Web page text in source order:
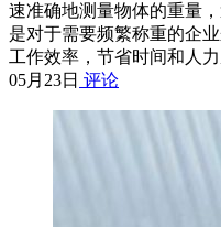
速准确地测量物体的重量
是对于需要频繁称重的企
工作效率，节省时间和人
05月23日 评论